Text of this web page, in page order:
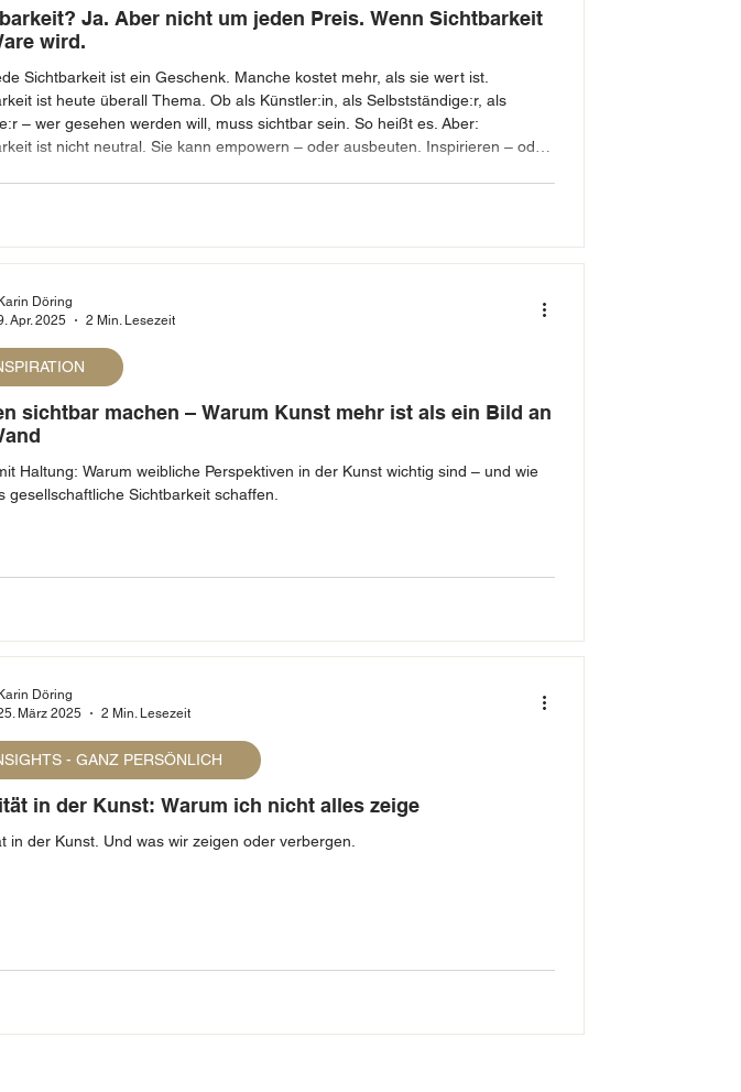
Ja. Aber nicht um jeden Preis. Wenn Sichtbarkeit
wird.
Sichtbarkeit ist ein Geschenk. Manche kostet mehr, als sie wert ist.
ist heute überall Thema. Ob als Künstler:in, als Selbstständige:r, als
– wer gesehen werden will, muss sichtbar sein. So heißt es. Aber:
ist nicht neutral. Sie kann empowern – oder ausbeuten. Inspirieren – oder
sichtbar machen – Warum Kunst mehr ist als ein Bild an
Haltung: Warum weibliche Perspektiven in der Kunst wichtig sind – und wie
gesellschaftliche Sichtbarkeit schaffen.
Karin Döring
Apr. 2025
2 Min. Lesezeit
in der Kunst: Warum ich nicht alles zeige
in der Kunst. Und was wir zeigen oder verbergen.
- GANZ PERSÖNLICH
Karin Döring
März 2025
2 Min. Lesezeit